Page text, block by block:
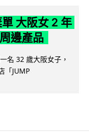
大阪女 2 年
邊產品
名 32 歲大阪女子，
「JUMP